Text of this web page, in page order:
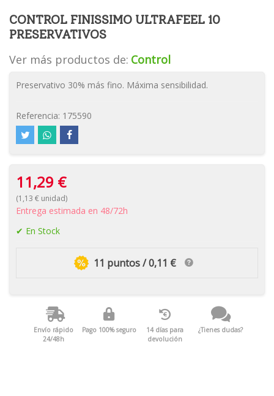
CONTROL FINISSIMO ULTRAFEEL 10
PRESERVATIVOS
Ver más productos de: Control
Preservativo 30% más fino. Máxima sensibilidad.
Referencia: 175590
11,29 €
(1,13 € unidad)
Entrega estimada en 48/72h
En Stock
11 puntos / 0,11 €
Envío rápido
24/48h
Pago 100% seguro
14 días para
devolución
¿Tienes dudas?